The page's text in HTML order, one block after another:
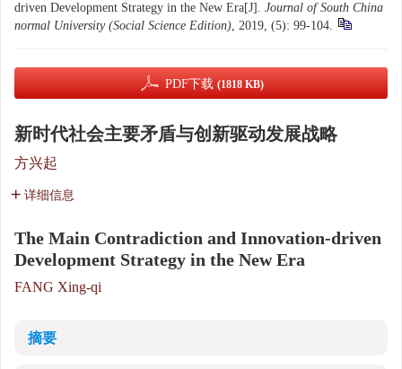
driven Development Strategy in the New Era[J]. Journal of South China
normal University (Social Science Edition), 2019, (5): 99-104.
PDF下载 (1818 KB)
新时代社会主要矛盾与创新驱动发展战略
方兴起
详细信息
The Main Contradiction and Innovation-driven
Development Strategy in the New Era
FANG Xing-qi
摘要